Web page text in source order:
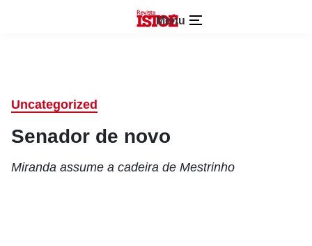
Menu
Uncategorized
Senador de novo
Miranda assume a cadeira de Mestrinho